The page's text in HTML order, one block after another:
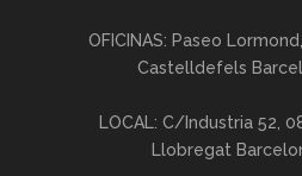
OFICINAS: Paseo
Castelldefels
LOCAL: C/Industria 52,
Llobregat